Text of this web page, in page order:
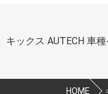
キックス AUTECH 車
HOME